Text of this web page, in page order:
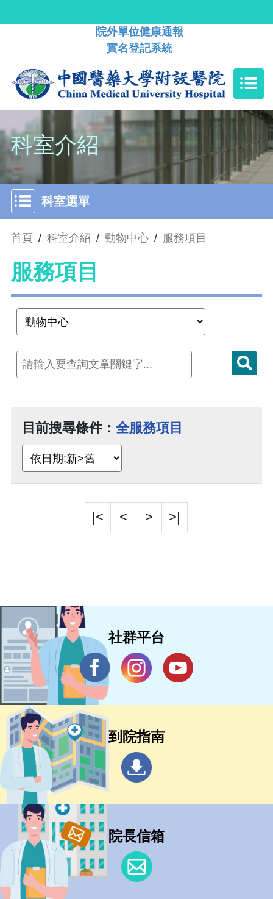
院外單位健康通報
實名登記系統
科室介紹
科室選單
首頁 / 科室介紹 / 動物中心 / 服務項目
服務項目
目前搜尋條件： 全服務項目
|< < > >|
社群平台
到院指南
院長信箱